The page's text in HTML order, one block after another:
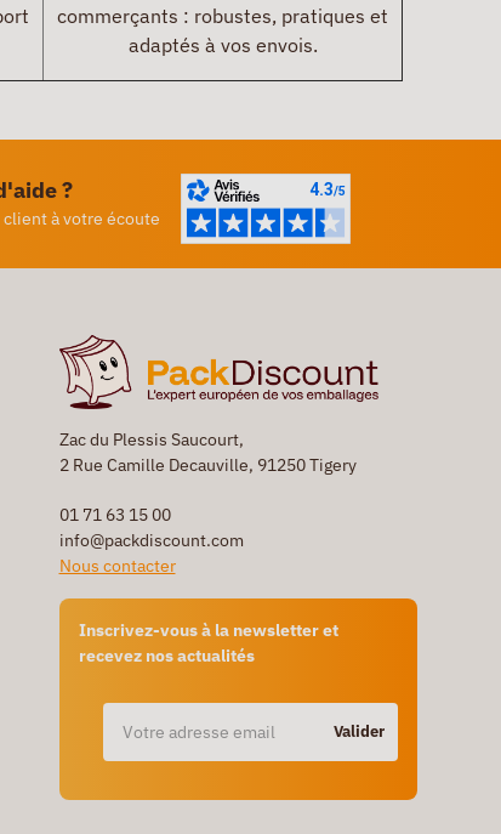
commerçants : robustes, pratiques et
adaptés à vos envois.
?
client à votre écoute
Zac du Plessis Saucourt,
2 Rue Camille Decauville, 91250 Tigery
01 71 63 15 00
info@packdiscount.com
Nous contacter
Inscrivez-vous à la newsletter et
recevez nos actualités
Valider